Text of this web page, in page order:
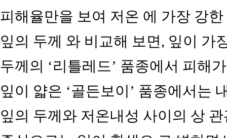
피해율만을 보여 저온 에 가장 강
잎의 두께 와 비교해 보면, 잎이 가
두께의 ‘리틀레드’ 품종에서 피해
잎이 얇은 ‘골든보이’ 품종에서는
잎의 두께와 저온내성 사이의 상